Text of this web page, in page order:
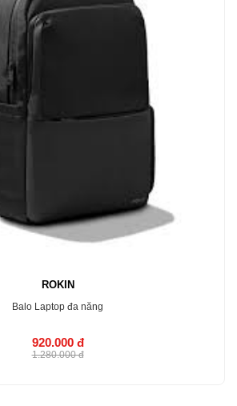
ROKIN
Balo Laptop đa năng
920.000 đ
1.280.000 đ